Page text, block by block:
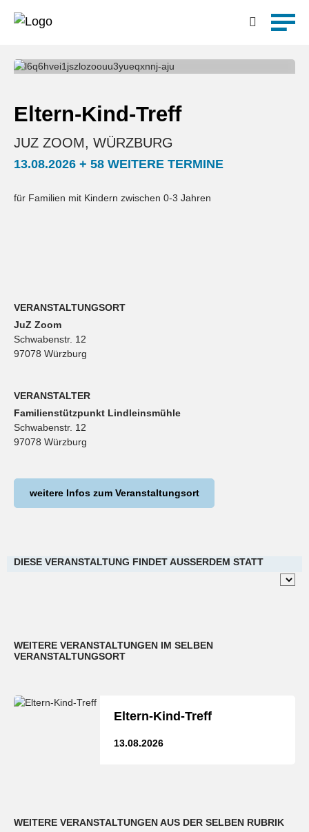
Eltern-Kind-Treff
JUZ ZOOM, WÜRZBURG
13.08.2026 + 58 WEITERE TERMINE
für Familien mit Kindern zwischen 0-3 Jahren
VERANSTALTUNGSORT
JuZ Zoom
Schwabenstr. 12
97078 Würzburg
VERANSTALTER
Familienstützpunkt Lindleinsmühle
Schwabenstr. 12
97078 Würzburg
weitere Infos zum Veranstaltungsort
DIESE VERANSTALTUNG FINDET AUSSERDEM STATT
WEITERE VERANSTALTUNGEN IM SELBEN
VERANSTALTUNGSORT
Eltern-Kind-Treff
13.08.2026
WEITERE VERANSTALTUNGEN AUS DER SELBEN RUBRIK